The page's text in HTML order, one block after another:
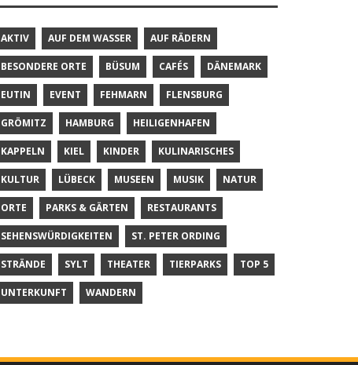
AKTIV AUF DEM WASSER AUF RÄDERN
BESONDERE ORTE BÜSUM CAFÉS DÄNEMARK
EUTIN EVENT FEHMARN FLENSBURG
GRÖMITZ HAMBURG HEILIGENHAFEN
KAPPELN KIEL KINDER KULINARISCHES
KULTUR LÜBECK MUSEEN MUSIK NATUR
ORTE PARKS & GÄRTEN RESTAURANTS
SEHENSWÜRDIGKEITEN ST. PETER ORDING
STRÄNDE SYLT THEATER TIERPARKS TOP 5
UNTERKUNFT WANDERN